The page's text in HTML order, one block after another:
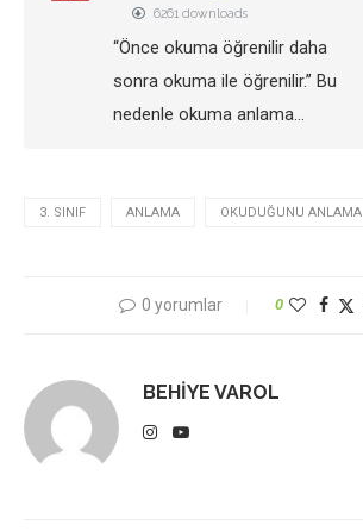
6261 downloads
“Önce okuma öğrenilir daha
sonra okuma ile öğrenilir.” Bu
nedenle okuma anlama…
3. SINIF ANLAMA OKUDUĞUNU ANLAMA
0 yorumlar 0
BEHIYE VAROL